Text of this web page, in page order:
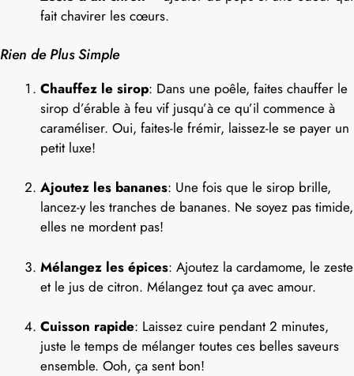
fait chavirer les cœurs.
Rien de Plus Simple
Chauffez le sirop: Dans une poêle, faites chauffer le
sirop d’érable à feu vif jusqu’à ce qu’il commence à
caraméliser. Oui, faites-le frémir, laissez-le se payer un
petit luxe!
Ajoutez les bananes: Une fois que le sirop brille,
lancez-y les tranches de bananes. Ne soyez pas timide,
elles ne mordent pas!
Mélangez les épices: Ajoutez la cardamome, le zeste
et le jus de citron. Mélangez tout ça avec amour.
Cuisson rapide: Laissez cuire pendant 2 minutes,
juste le temps de mélanger toutes ces belles saveurs
ensemble. Ooh, ça sent bon!